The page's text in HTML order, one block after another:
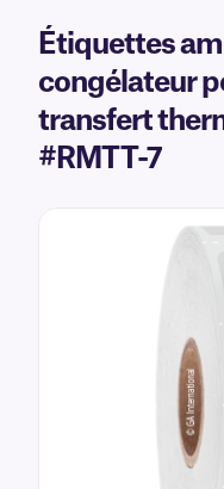
Étiquettes
congélateur
transfert
#RMTT-7